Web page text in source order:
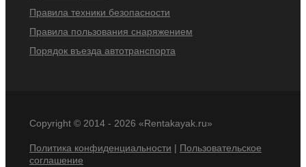
Правила техники безопасности
Правила пользования снаряжением
Порядок въезда автотранспорта
Copyright © 2014 - 2026 «Rentakayak.ru»
Политика конфиденциальности | Пользовательское
соглашение